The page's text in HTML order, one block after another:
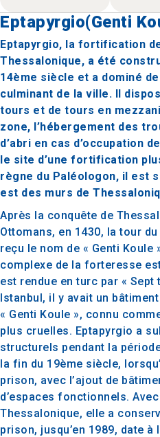
Eptapyrgio(Genti
Eptapyrgio, la fortification
Thessalonique, a été
14ème siècle et a dominé
culminant de la ville. Il
tours et de tours en
zone, l’hébergement des
d’abri en cas d’occupation
le site d’une fortification
règne du Paléologon, il est
est des murs de
Après la conquête de
Ottomans, en 1430, la tour
reçu le nom de « Genti Koule
complexe de la forteresse
est rendue en turc par « Sept
Istanbul, il y avait un
« Genti Koule », connu
plus cruelles. Eptapyrgio a
structurels pendant la
la fin du 19ème siècle,
prison, avec l’ajout de
d’espaces fonctionnels.
Thessalonique, elle a
prison, jusqu’en 1989, date à